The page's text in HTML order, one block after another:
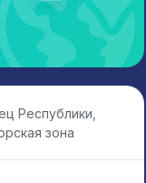
Республики,
зона